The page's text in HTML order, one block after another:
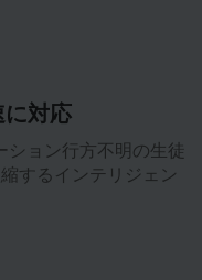
対応
ョン行方不明の生徒
するインテリジェン